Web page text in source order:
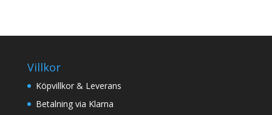
Villkor
Köpvillkor & Leverans
Betalning via Klarna